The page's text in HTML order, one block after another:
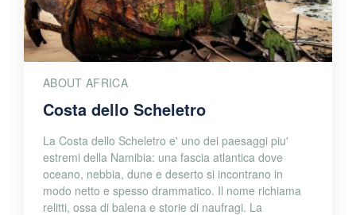
ABOUT AFRICA
Costa dello Scheletro
La Costa dello Scheletro e' uno dei paesaggi piu'
estremi della Namibia: una fascia atlantica dove
oceano, nebbia, dune e deserto si incontrano in
modo netto e spesso drammatico. Il nome richiama
relitti, ossa di balena e storie di naufragi. La